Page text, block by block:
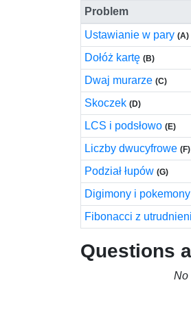
Problem
Ustawianie w pary (A)
Dołóż kartę (B)
Dwaj murarze (C)
Skoczek (D)
LCS i podsłowo (E)
Liczby dwucyfrowe (F)
Podział łupów (G)
Digimony i pokemony
Fibonacci z
Questions
No